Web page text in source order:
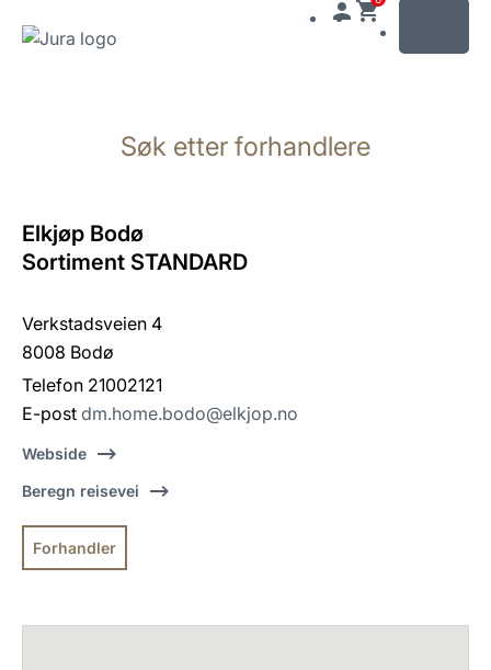
søk
Søk etter forhandlere
Elkjøp Bodø
Sortiment STANDARD
Verkstadsveien 4
8008 Bodø
Telefon 21002121
E-post dm.home.bodo@elkjop.no
Webside
Beregn reisevei
Forhandler